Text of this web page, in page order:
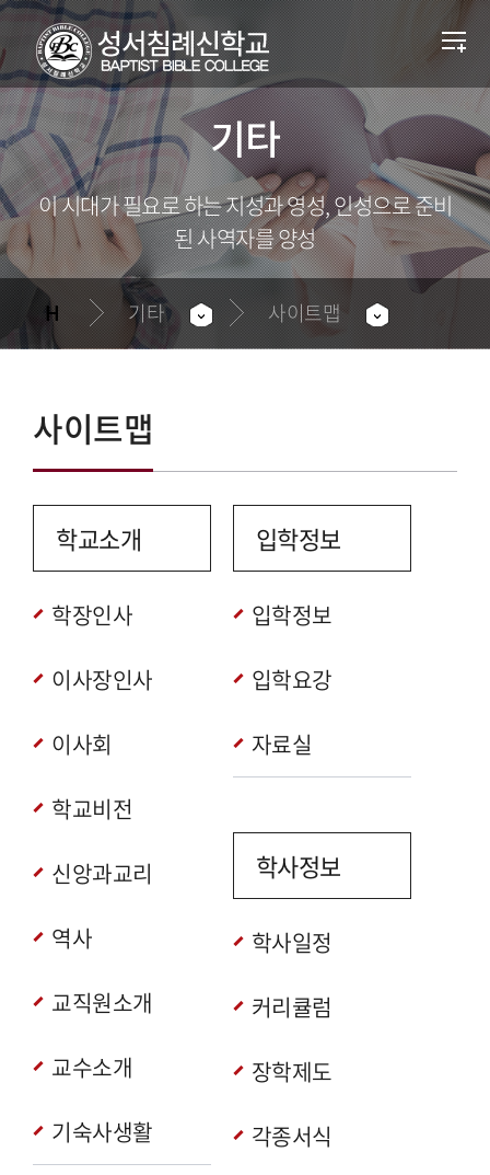
기타
이 시대가 필요로 하는 지성과 영성, 인성으로 준비
된 사역자를 양성
기타 사이트맵
사이트맵
학교소개
학장인사
이사장인사
이사회
학교비전
신앙과교리
역사
교직원소개
교수소개
기숙사생활
입학정보
입학정보
입학요강
자료실
학사정보
학사일정
커리큘럼
장학제도
각종서식